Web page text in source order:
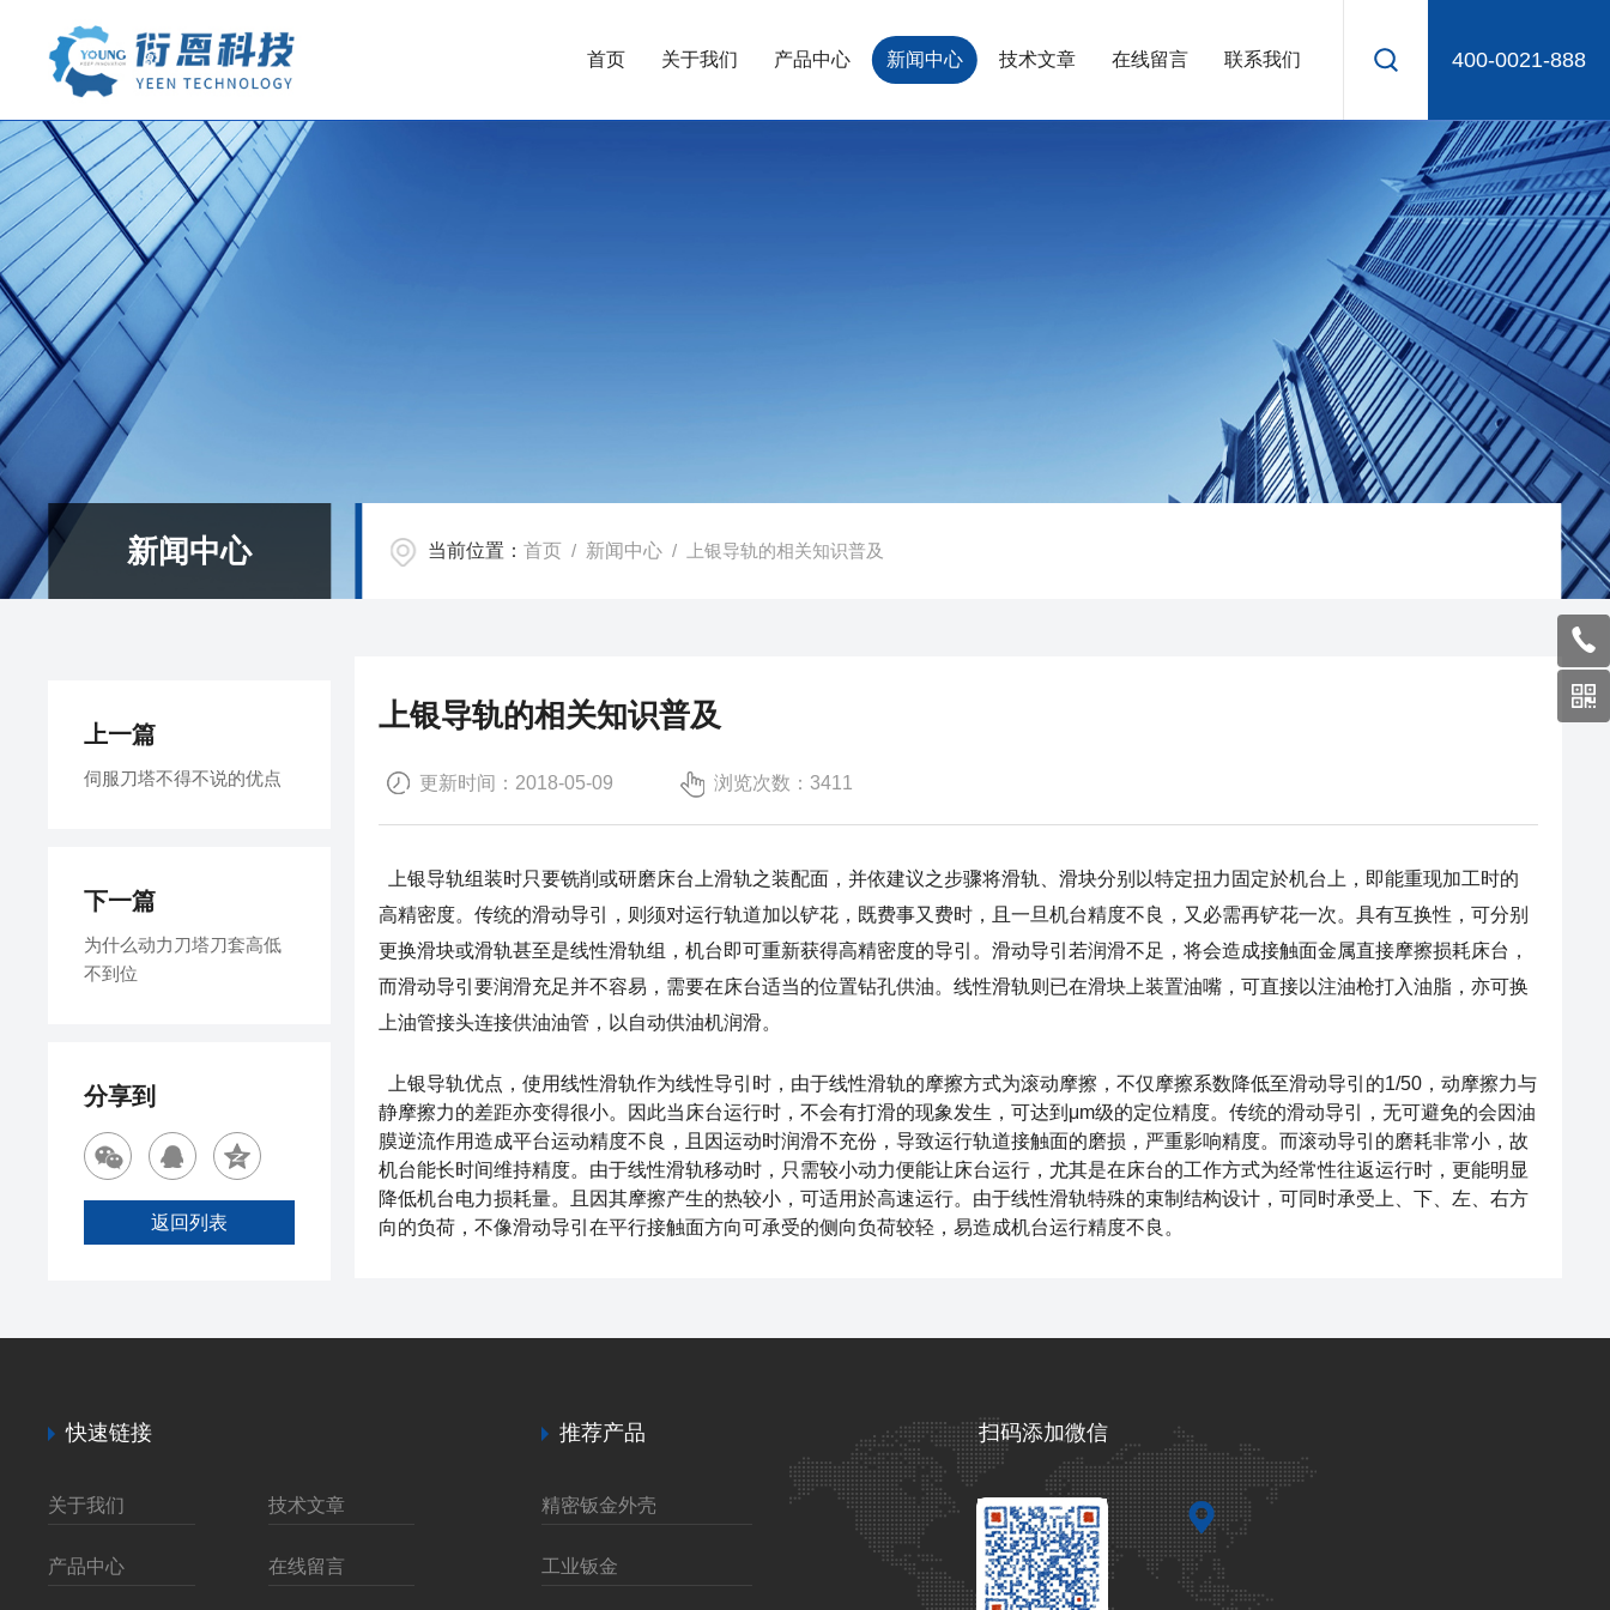
400-0021-888
首页 关于我们 产品中心 新闻中心 技术文章 在线留言 联系我们
新闻中心 当前位置：首页 / 新闻中心 / 上银导轨的相关知识普及
上银导轨的相关知识普及
更新时间：2018-05-09 浏览次数：3411
上银导轨组装时只要铣削或研磨床台上滑轨之装配面，并依建议之步骤将滑轨、滑块分别以特定扭力固定於机台上，即能重现加工时的
高精密度。传统的滑动导引，则须对运行轨道加以铲花，既费事又费时，且一旦机台精度不良，又必需再铲花一次。具有互换性，可分别
更换滑块或滑轨甚至是线性滑轨组，机台即可重新获得高精密度的导引。滑动导引若润滑不足，将会造成接触面金属直接摩擦损耗床台，
而滑动导引要润滑充足并不容易，需要在床台适当的位置钻孔供油。线性滑轨则已在滑块上装置油嘴，可直接以注油枪打入油脂，亦可换
上油管接头连接供油油管，以自动供油机润滑。
上银导轨优点，使用线性滑轨作为线性导引时，由于线性滑轨的摩擦方式为滚动摩擦，不仅摩擦系数降低至滑动导引的1/50，动摩擦力与
静摩擦力的差距亦变得很小。因此当床台运行时，不会有打滑的现象发生，可达到μm级的定位精度。传统的滑动导引，无可避免的会因油
膜逆流作用造成平台运动精度不良，且因运动时润滑不充份，导致运行轨道接触面的磨损，严重影响精度。而滚动导引的磨耗非常小，故
机台能长时间维持精度。由于线性滑轨移动时，只需较小动力便能让床台运行，尤其是在床台的工作方式为经常性往返运行时，更能明显
降低机台电力损耗量。且因其摩擦产生的热较小，可适用於高速运行。由于线性滑轨特殊的束制结构设计，可同时承受上、下、左、右方
向的负荷，不像滑动导引在平行接触面方向可承受的侧向负荷较轻，易造成机台运行精度不良。
上一篇
伺服刀塔不得不说的优点
下一篇
为什么动力刀塔刀套高低
不到位
分享到
返回列表
快速链接
关于我们 技术文章
产品中心 在线留言
推荐产品
精密钣金外壳
工业钣金
扫码添加微信